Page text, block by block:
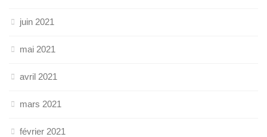
juin 2021
mai 2021
avril 2021
mars 2021
février 2021